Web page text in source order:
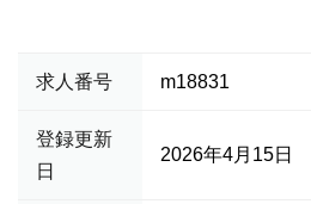
求人番号 m18831
登録更新
日
2026年4月15日